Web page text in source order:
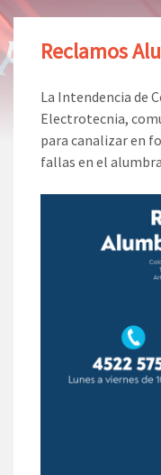
Reclamos
La Intendencia de
Electrotecnia,
para canalizar en
fallas en el